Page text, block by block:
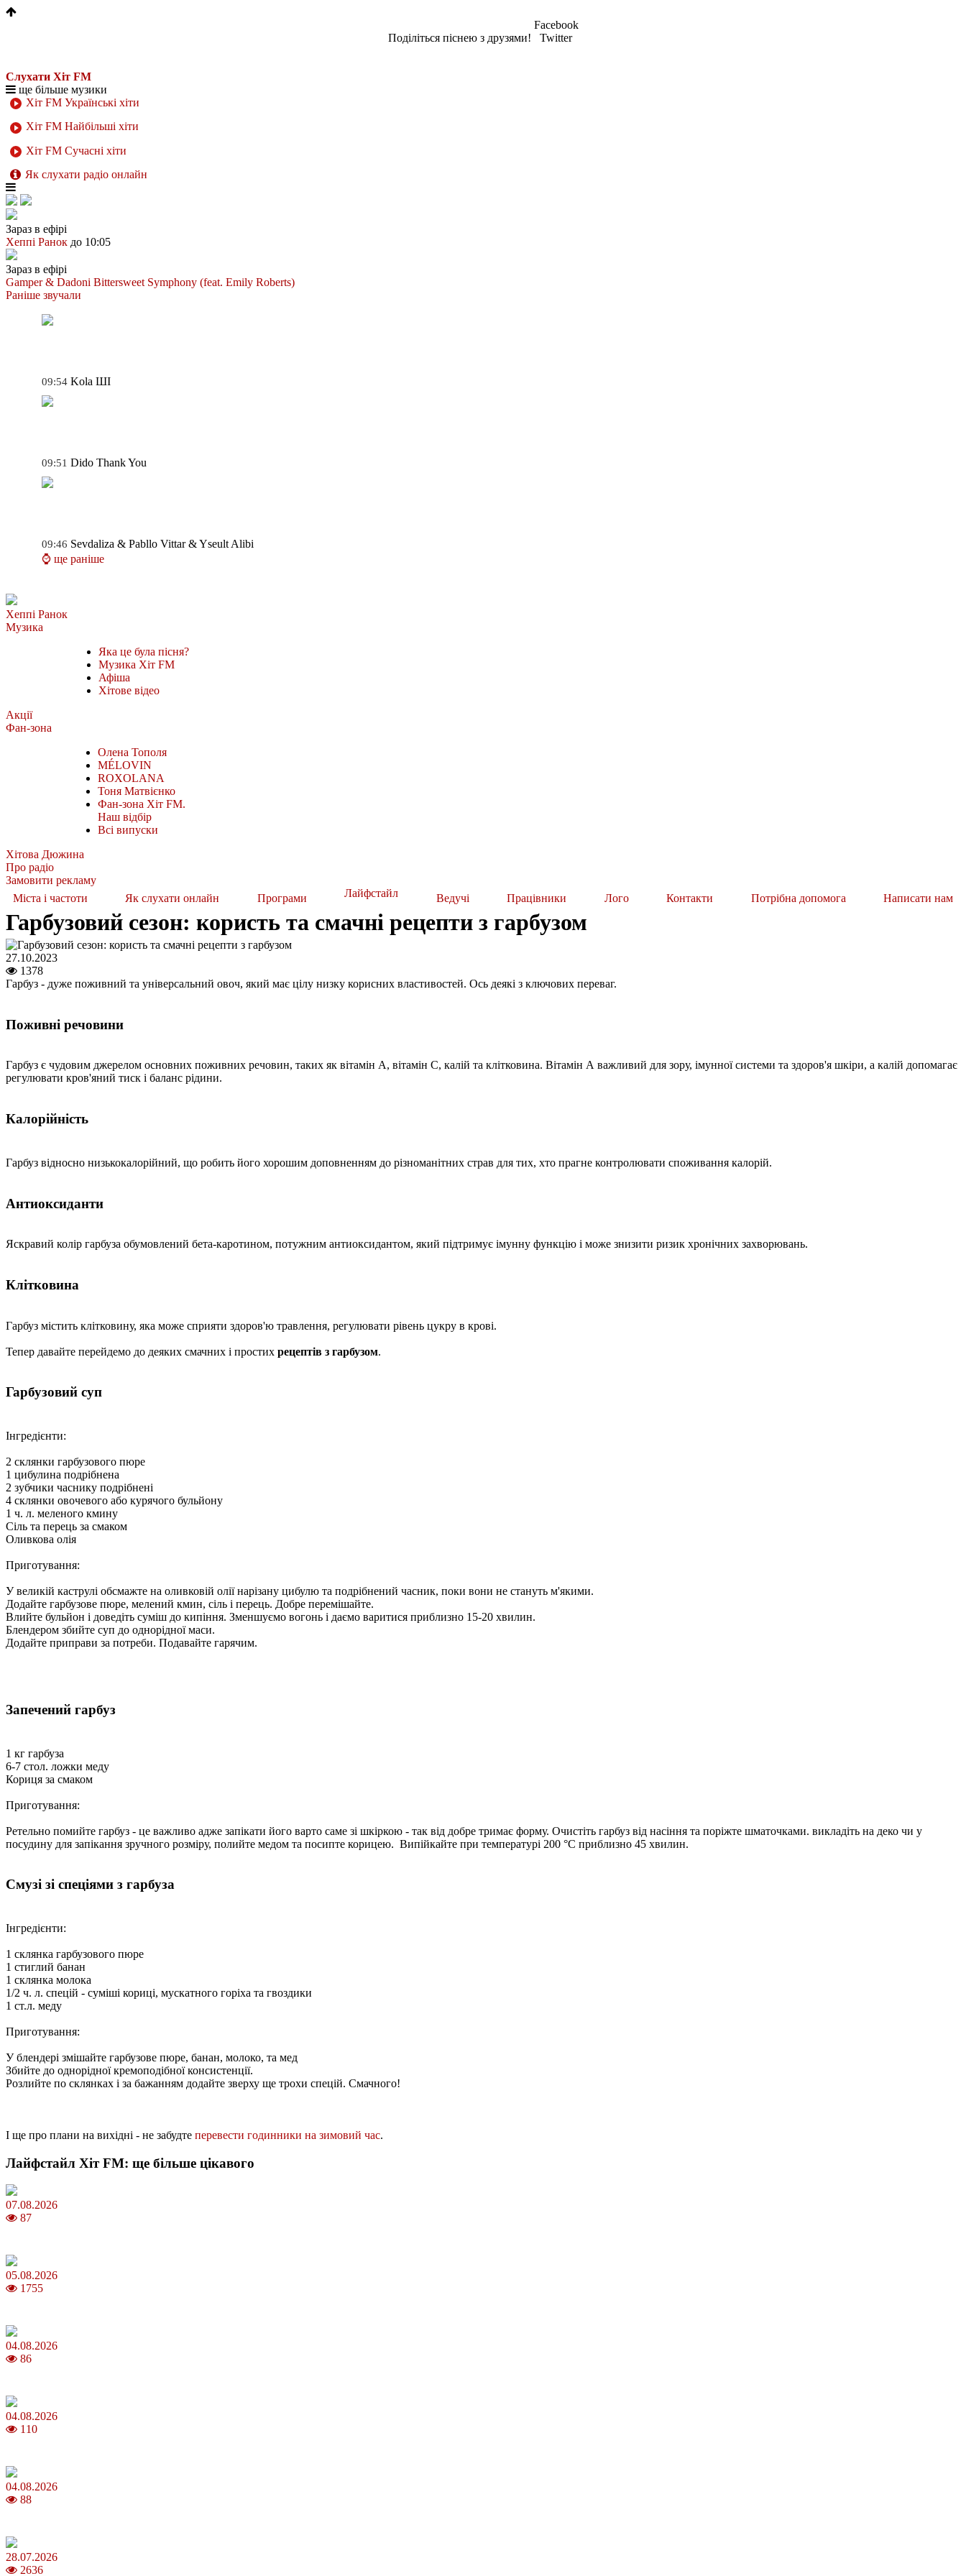
Поділіться піснею з друзями!
Facebook
Twitter
Слухати Хіт FM
ще більше музики
Хіт FM Українські хіти
Хіт FM Найбільші хіти
Хіт FM Сучасні хіти
Як слухати радіо онлайн
Зараз в ефірі
Хеппі Ранок до 10:05
Зараз в ефірі
Gamper & Dadoni Bittersweet Symphony (feat. Emily Roberts)
Раніше звучали
09:54 Kola ШІ
09:51 Dido Thank You
09:46 Sevdaliza & Pabllo Vittar & Yseult Alibi
⌚ ще раніше
Хеппі Ранок
Музика
Яка це була пісня?
Музика Хіт FM
Афіша
Хітове відео
Акції
Фан-зона
Олена Тополя
MÉLOVIN
ROXOLANA
Тоня Матвієнко
Фан-зона Хіт FM.
Наш відбір
Всі випуски
Хітова Дюжина
Про радіо
Замовити рекламу
Міста і частоти
Як слухати онлайн Програми Лайфстайл Ведучі Працівники Лого Контакти Потрібна допомога Написати нам
Гарбузовий сезон: користь та смачні рецепти з гарбузом
27.10.2023
1378
Гарбуз - дуже поживний та універсальний овоч, який має цілу низку корисних властивостей. Ось деякі з ключових переваг.
Поживні речовини
Гарбуз є чудовим джерелом основних поживних речовин, таких як вітамін А, вітамін С, калій та клітковина. Вітамін А важливий для зору, імунної системи та здоров'я шкіри, а калій допомагає
регулювати кров'яний тиск і баланс рідини.
Калорійність
Гарбуз відносно низькокалорійний, що робить його хорошим доповненням до різноманітних страв для тих, хто прагне контролювати споживання калорій.
Антиоксиданти
Яскравий колір гарбуза обумовлений бета-каротином, потужним антиоксидантом, який підтримує імунну функцію і може знизити ризик хронічних захворювань.
Клітковина
Гарбуз містить клітковину, яка може сприяти здоров'ю травлення, регулювати рівень цукру в крові.
Тепер давайте перейдемо до деяких смачних і простих рецептів з гарбузом.
Гарбузовий суп
Інгредієнти:
2 склянки гарбузового пюре
1 цибулина подрібнена
2 зубчики часнику подрібнені
4 склянки овочевого або курячого бульйону
1 ч. л. меленого кмину
Сіль та перець за смаком
Оливкова олія
Приготування:
У великій каструлі обсмажте на оливковій олії нарізану цибулю та подрібнений часник, поки вони не стануть м'якими.
Додайте гарбузове пюре, мелений кмин, сіль і перець. Добре перемішайте.
Влийте бульйон і доведіть суміш до кипіння. Зменшуємо вогонь і даємо варитися приблизно 15-20 хвилин.
Блендером збийте суп до однорідної маси.
Додайте приправи за потреби. Подавайте гарячим.
Запечений гарбуз
1 кг гарбуза
6-7 стол. ложки меду
Кориця за смаком
Приготування:
Ретельно помийте гарбуз - це важливо адже запікати його варто саме зі шкіркою - так від добре тримає форму. Очистіть гарбуз від насіння та поріжте шматочками. викладіть на деко чи у
посудину для запікання зручного розміру, полийте медом та посипте корицею. Випійкайте при температурі 200 °С приблизно 45 хвилин.
Смузі зі спеціями з гарбуза
Інгредієнти:
1 склянка гарбузового пюре
1 стиглий банан
1 склянка молока
1/2 ч. л. спецій - суміші кориці, мускатного горіха та гвоздики
1 ст.л. меду
Приготування:
У блендері змішайте гарбузове пюре, банан, молоко, та мед
Збийте до однорідної кремоподібної консистенції.
Розлийте по склянках і за бажанням додайте зверху ще трохи спецій. Смачного!
І ще про плани на вихідні - не забудте перевести годинники на зимовий час.
Лайфстайл Хіт FM: ще більше цікавого
07.08.2026
87
05.08.2026
1755
04.08.2026
86
04.08.2026
110
04.08.2026
88
28.07.2026
2636